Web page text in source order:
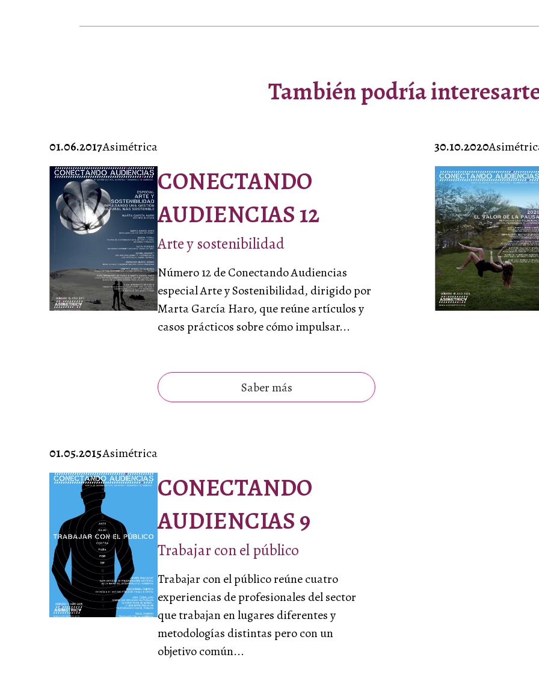
También podría
01.06.2017Asimétrica
CONECTANDO
AUDIENCIAS 12
Arte y sostenibilidad
Número 12 de Conectando Audiencias
especial Arte y Sostenibilidad, dirigido por
Marta García Haro, que reúne artículos y
casos prácticos sobre cómo impulsar...
Saber más
30.10.2020
01.05.2015Asimétrica
CONECTANDO
AUDIENCIAS 9
Trabajar con el público
Trabajar con el público reúne cuatro
experiencias de profesionales del sector
que trabajan en lugares diferentes y
metodologías distintas pero con un
objetivo común...